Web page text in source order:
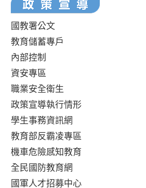
國教署公文
教育儲蓄專戶
內部控制
資安專區
職業安全衛生
政策宣導執行情形
學生事務資訊網
教育部反霸凌專區
機車危險感知教育
全民國防教育網
國軍人才招募中心